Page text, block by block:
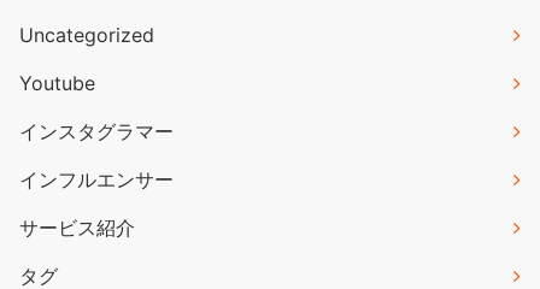
Uncategorized
Youtube
インスタグラマー
インフルエンサー
サービス紹介
タグ